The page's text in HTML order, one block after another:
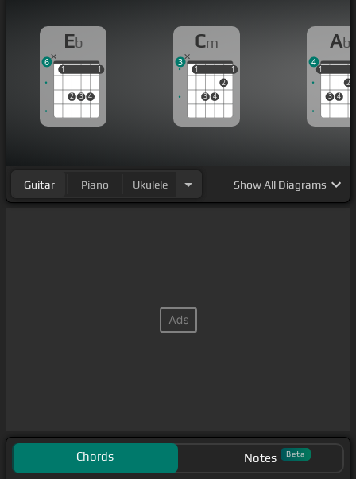
cuando una luz
blanca y[Eb]
[Ab]
mis ojos y también hirió la[Eb]oscuridad,
brillar,[Cm] [Eb] veo en el[Cm]
desnuda luz[Bb] miré, vi mil personas
tal vez
Eb
1
2 3 4
1
1 1
6
Cm
1
3 4
2
1
1 1
3
Ab
1
3 4
2
1
4
Guitar Piano Ukulele ShowAll Diagrams
Chords Notes Beta